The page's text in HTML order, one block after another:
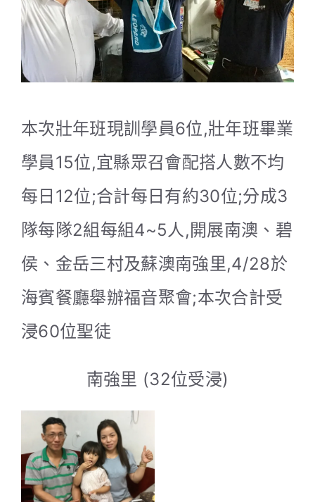
本次壯年班現訓學員6位,壯年班畢業
學員15位,宜縣眾召會配搭人數不均
每日12位;合計每日有約30位;分成3
隊每隊2組每組4~5人,開展南澳、碧
侯、金岳三村及蘇澳南強里,4/28於
海賓餐廳舉辦福音聚會;本次合計受
浸60位聖徒
南強里 (32位受浸)